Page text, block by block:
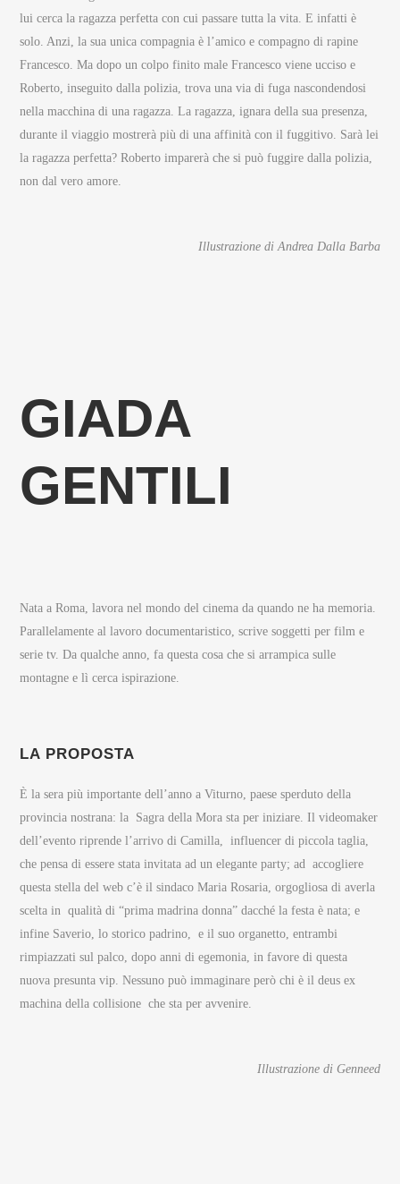
lui cerca la ragazza perfetta con cui passare tutta la vita. E infatti è
solo. Anzi, la sua unica compagnia è l’amico e compagno di rapine
Francesco. Ma dopo un colpo finito male Francesco viene ucciso e
Roberto, inseguito dalla polizia, trova una via di fuga nascondendosi
nella macchina di una ragazza. La ragazza, ignara della sua presenza,
durante il viaggio mostrerà più di una affinità con il fuggitivo. Sarà lei
la ragazza perfetta? Roberto imparerà che si può fuggire dalla polizia,
non dal vero amore.
Illustrazione di Andrea Dalla Barba
GIADA
GENTILI
Nata a Roma, lavora nel mondo del cinema da quando ne ha memoria.
Parallelamente al lavoro documentaristico, scrive soggetti per film e
serie tv. Da qualche anno, fa questa cosa che si arrampica sulle
montagne e lì cerca ispirazione.
LA PROPOSTA
È la sera più importante dell’anno a Viturno, paese sperduto della
provincia nostrana: la Sagra della Mora sta per iniziare. Il videomaker
dell’evento riprende l’arrivo di Camilla, influencer di piccola taglia,
che pensa di essere stata invitata ad un elegante party; ad accogliere
questa stella del web c’è il sindaco Maria Rosaria, orgogliosa di averla
scelta in qualità di “prima madrina donna” dacché la festa è nata; e
infine Saverio, lo storico padrino, e il suo organetto, entrambi
rimpiazzati sul palco, dopo anni di egemonia, in favore di questa
nuova presunta vip. Nessuno può immaginare però chi è il deus ex
machina della collisione che sta per avvenire.
Illustrazione di Genneed